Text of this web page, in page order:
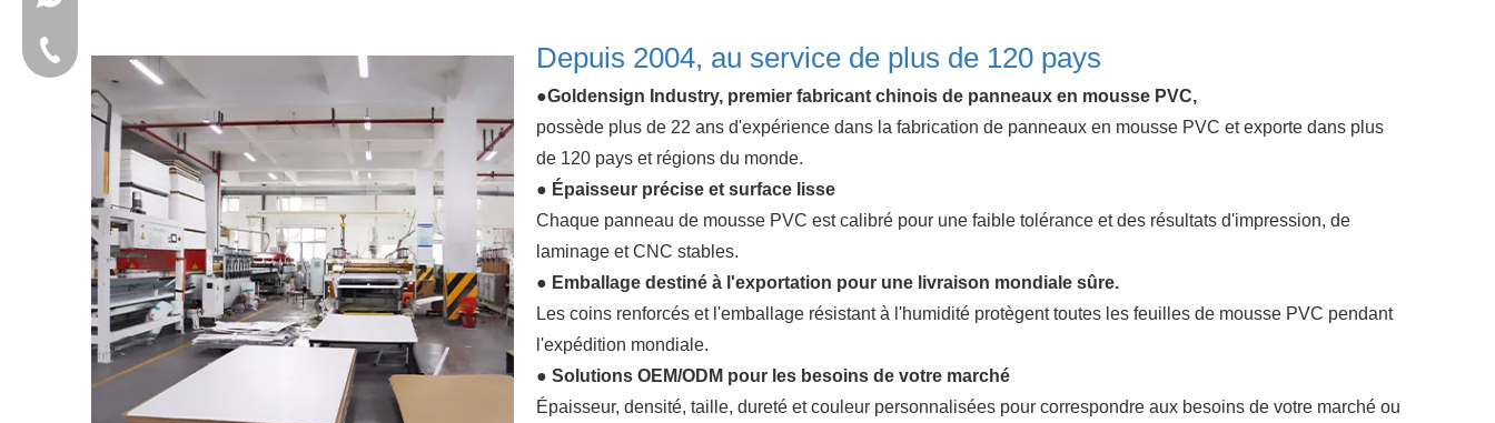
Depuis 2004, au service de plus de 120 pays
●Goldensign Industry, premier fabricant chinois de panneaux en mousse PVC,
possède plus de 22 ans d'expérience dans la fabrication de panneaux en mousse PVC et exporte dans plus
de 120 pays et régions du monde.
● Épaisseur précise et surface lisse
Chaque panneau de mousse PVC est calibré pour une faible tolérance et des résultats d'impression, de
laminage et CNC stables.
● Emballage destiné à l'exportation pour une livraison mondiale sûre.
Les coins renforcés et l'emballage résistant à l'humidité protègent toutes les feuilles de mousse PVC pendant
l'expédition mondiale.
● Solutions OEM/ODM pour les besoins de votre marché
Épaisseur, densité, taille, dureté et couleur personnalisées pour correspondre aux besoins de votre marché ou